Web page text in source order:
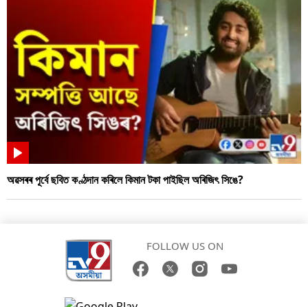
অৱসৰৰ পূৰ্বে ছবিত কণ্ঠদান কৰিলে কিমান টকা পাইছিল অৰিজিৎ সিঙে?
FOLLOW US ON